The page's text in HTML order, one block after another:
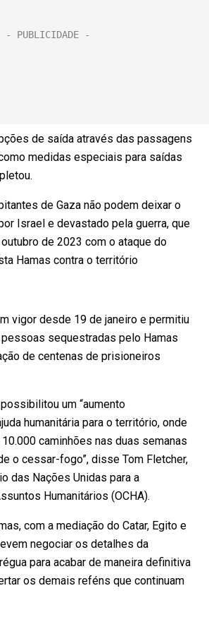
de saída através das passagens
medidas especiais para saídas
de Gaza não podem deixar o
Israel e devastado pela guerra, que
de 2023 com o ataque do
Hamas contra o território
vigor desde 19 de janeiro e permitiu
sequestradas pelo Hamas
de centenas de prisioneiros
um “aumento
humanitária para o território, onde
caminhões nas duas semanas
o cessar-fogo”, disse Tom Fletcher,
das Nações Unidas para a
Humanitários (OCHA).
com a mediação do Catar, Egito e
negociar os detalhes da
para acabar de maneira definitiva
os demais reféns que continuam